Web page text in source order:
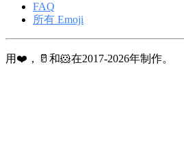
FAQ
所有 Emoji
用❤️，🥛和🐹在2017-2026年制作。